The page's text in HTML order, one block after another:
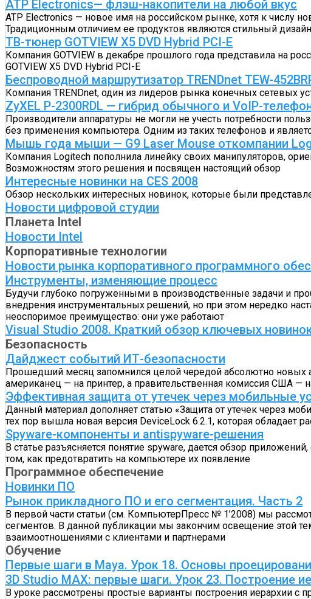
ATP Electronics— флэш-накопители на любой вкус
ATP Electronics — новое имя на российском рынке, хотя к числу
Традиционным отличием ее продуктов являются стильный
ТВ-тюнер GOTVIEW X5 DVD Hybrid PCI-E
Компания GOTVIEW в декабре прошлого года представила на
GOTVIEW X5 DVD Hybrid PCI-E
Беспроводной маршрутизатор TRENDnet TEW-
Компания TRENDnet, один из лидеров рынка конечных сетевых
ZyXEL P-2300RDL — гибрид обычного и VoIP-
Производители аппаратуры не могли не учесть потребности
без применения компьютера. Одним из таких телефонов и
Мышь года мыши — G9 Laser Mouse откомпании
Компания Logitech пополнила линейку своих манипуляторов,
Возможностям этого решения и посвящен настоящий обзор
Интересные новинки на CES 2008
Обзор нескольких интересных новинок, которые были
Новости цифровой студии
Планета Intel
Новости Intel
Корпоративные технологии
Новости рынка корпоративного программного
Инструменты, изменяющие процесс
Будучи глубоко погруженными в производственные задачи и
внедрения инструментальных решений, но при этом нередко
неоспоримое преимущество: они уже работают
Visual Studio 2008. Краткий обзор ключевых
Безопасность
Дайджест событий ИТ-безопасности
Прошедший месяц запомнился целой чередой абсолютно новых
американец — на принтер, а правительственная комиссия США —
Эффективная защита от утечек через мобильные
Данный материал дополняет статью «Защита от утечек через
тех пор вышла новая версия DeviceLock 6.2.1, которая обладает
Spyware-компоненты и antispyware-решения
В статье разъясняется понятие spyware, дается обзор
том, как предотвратить на компьютере их появление
Программное обеспечение
Новинки ПО
Рынок прикладного ПО и его сегментация. Часть 2
В первой части статьи (см. КомпьютерПресс № 1’2008) мы
сегментов. В данной публикации мы закончим освещение этой
взаимоотношениями с клиентами и партнерами
Обучение
Первые шаги в Maya. Урок 18. Основы
3D Studio MAX: первые шаги. Урок 23. Построение
В уроке рассмотрены простые варианты построения иерархии с